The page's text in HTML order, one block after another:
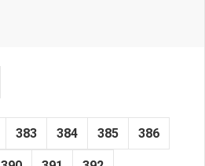
383 384 385 386